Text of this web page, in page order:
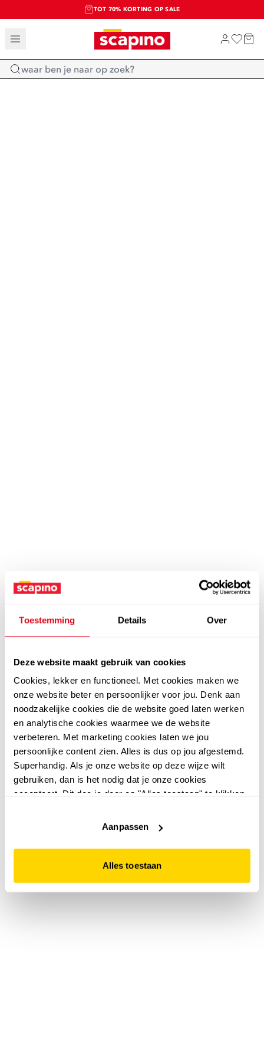
Toestemming Details Over
Deze website maakt gebruik van cookies
Cookies, lekker en functioneel. Met cookies maken we
onze website beter en persoonlijker voor jou. Denk aan
noodzakelijke cookies die de website goed laten werken
en analytische cookies waarmee we de website
verbeteren. Met marketing cookies laten we jou
persoonlijke content zien. Alles is dus op jou afgestemd.
Superhandig. Als je onze website op deze wijze wilt
gebruiken, dan is het nodig dat je onze cookies
accepteert. Dit doe je door op "Alles toestaan" te klikken.
website niet optimaal functioneert.
Aanpassen
Alles toestaan
TOT 70% KORTING OP SALE
SALE: LAATSTE KANS!
SHOP NIEUW
Home